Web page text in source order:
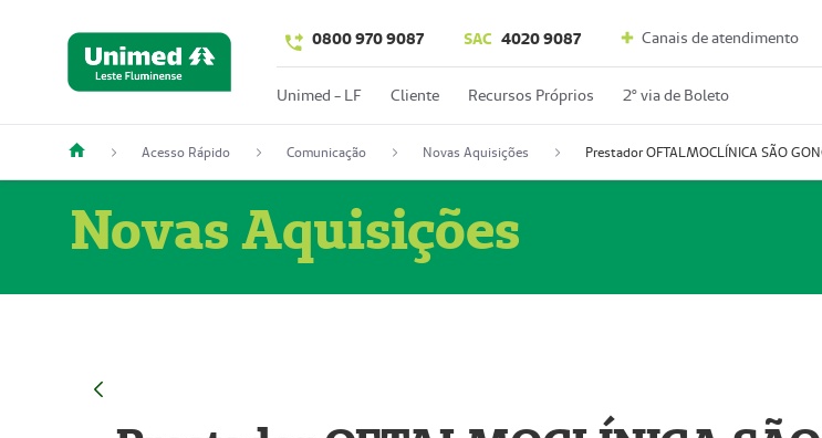
0800 970 9087 SAC 4020 9087 Canais de atendimento
Unimed - LF Cliente Recursos Próprios 2º via de Boleto
Acesso Rápido Comunicação Novas Aquisições
Novas Aquisições